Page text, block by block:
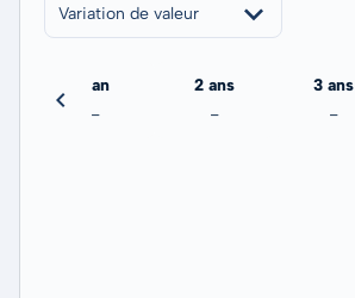
Variation de valeur
1 an
-
2 ans
-
3 ans
-